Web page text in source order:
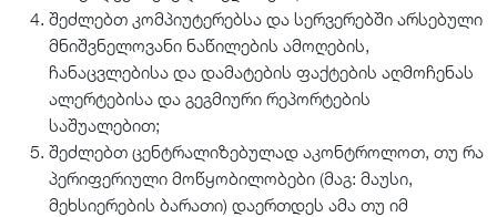
შეძლებთ კომპიუტერებსა და სერვერებში არსებული
მნიშვნელოვანი ნაწილების ამოღების,
ჩანაცვლებისა და დამატების ფაქტების აღმოჩენას
ალერტებისა და გეგმიური რეპორტების
საშუალებით;
შეძლებთ ცენტრალიზებულად აკონტროლოთ, თუ რა
პერიფერიული მოწყობილობები (მაგ: მაუსი,
მეხსიერების ბარათი) დაერთდეს ამა თუ იმ